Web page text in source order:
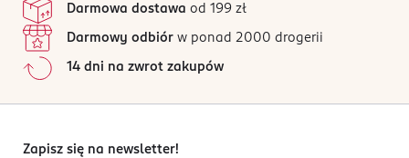
Darmowa dostawa od 199 zł
Darmowy odbiór w ponad 2000 drogerii
14 dni na zwrot zakupów
Zapisz się na newsletter!